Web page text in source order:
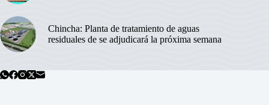
Chincha: Planta de tratamiento de aguas
residuales de se adjudicará la próxima semana